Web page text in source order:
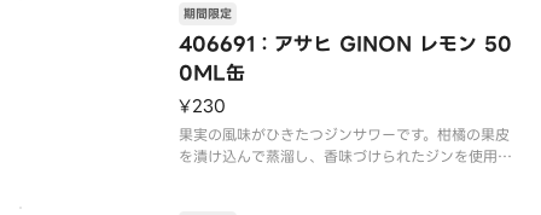
発売から果物のおいしさを引き出すことに向き合っ
てきた「-196」だからこそできる「晴れ晴れとした
気持ちになれる」新しいチュ
406691：アサヒ GINON レモン 50
0ML缶
期間限定
¥230
果実の風味がひきたつジンサワーです。柑橘の果皮
を漬け込んで蒸溜し、香味づけられたジンを使用。